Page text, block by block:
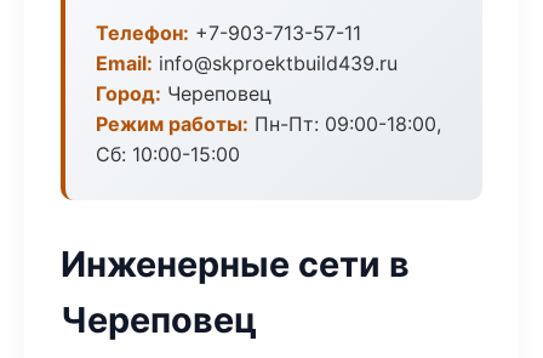
Телефон: +7-903-713-57-11
Email: info@skproektbuild439.ru
Город: Череповец
Режим работы: Пн-Пт: 09:00-18:00,
Сб: 10:00-15:00
Инженерные сети в
Череповец